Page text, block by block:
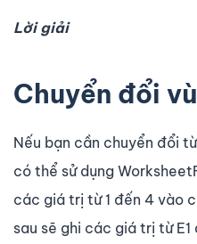
Lời giải
Chuyển đổi
Nếu bạn cần chuyển đổi
có thể sử dụng
các giá trị từ 1 đến 4 vào
sau sẽ ghi các giá trị từ E1